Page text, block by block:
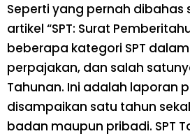
Seperti yang pernah
artikel “SPT: Surat
beberapa kategori SPT
perpajakan, dan salah
Tahunan. Ini adalah laporan
disampaikan satu tahun
badan maupun pribadi. SPT